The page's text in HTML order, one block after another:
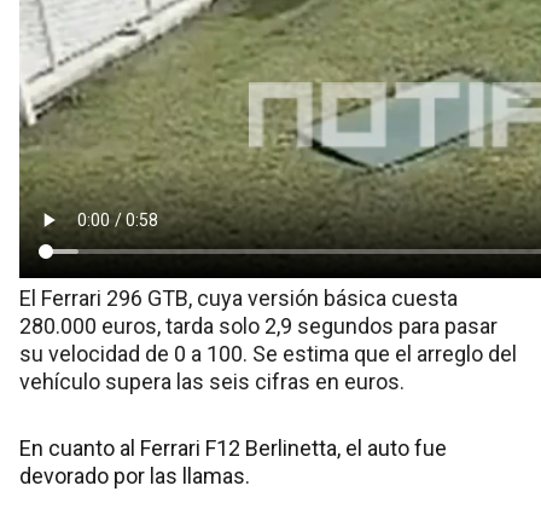
El Ferrari 296 GTB, cuya versión básica cuesta
280.000 euros, tarda solo 2,9 segundos para pasar
su velocidad de 0 a 100. Se estima que el arreglo del
vehículo supera las seis cifras en euros.
En cuanto al Ferrari F12 Berlinetta, el auto fue
devorado por las llamas.